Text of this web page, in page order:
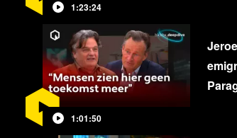
1:23:24
1:01:50